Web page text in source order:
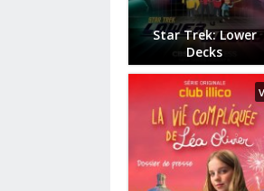
Star Trek: Lower
Decks